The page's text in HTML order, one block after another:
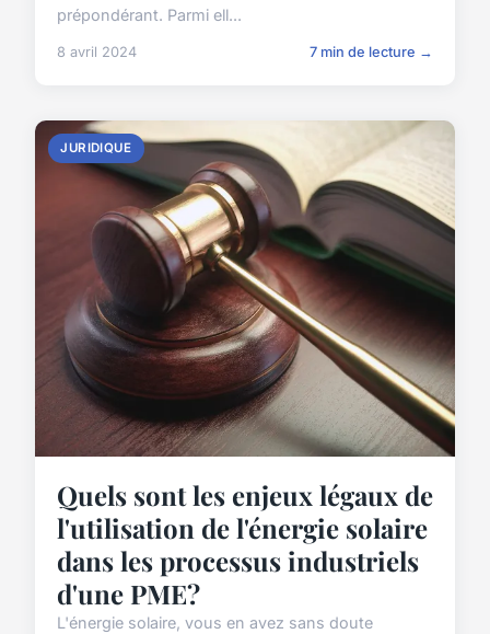
prépondérant. Parmi ell...
8 avril 2024 7 min de lecture →
JURIDIQUE
Quels sont les enjeux légaux de
l'utilisation de l'énergie solaire
dans les processus industriels
d'une PME?
L'énergie solaire, vous en avez sans doute